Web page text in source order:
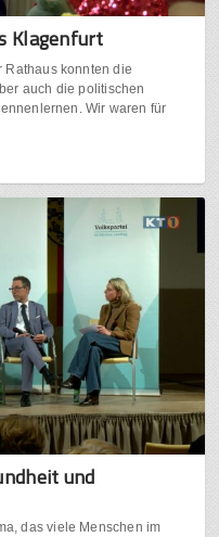
Klagenfurt
Rathaus konnten die
auch die politischen
Wir waren für
und
das viele Menschen im